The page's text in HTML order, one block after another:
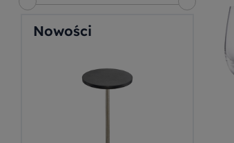
Nowości